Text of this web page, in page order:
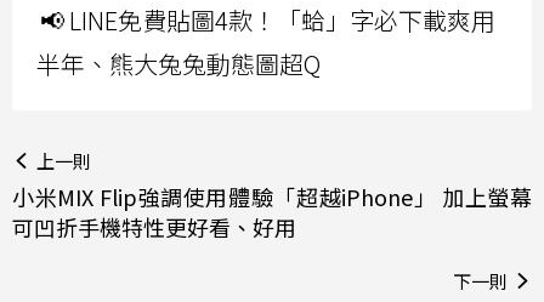
📢 LINE免費貼圖4款！「蛤」字必下載爽用
半年、熊大兔兔動態圖超Q
上一則
小米MIX Flip強調使用體驗「超越iPhone」 加上螢幕
可凹折手機特性更好看、好用
下一則